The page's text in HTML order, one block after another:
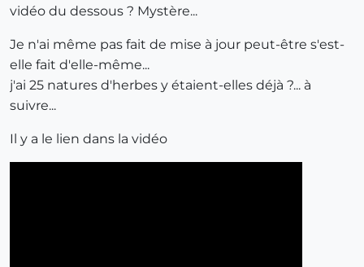
vidéo du dessous ? Mystère...
Je n'ai même pas fait de mise à jour peut-être s'est-
elle fait d'elle-même...
j'ai 25 natures d'herbes y étaient-elles déjà ?... à
suivre...
Il y a le lien dans la vidéo